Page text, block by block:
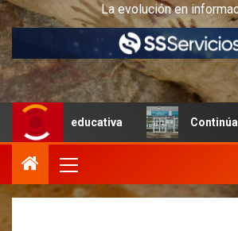
La evolución en
Continúa el